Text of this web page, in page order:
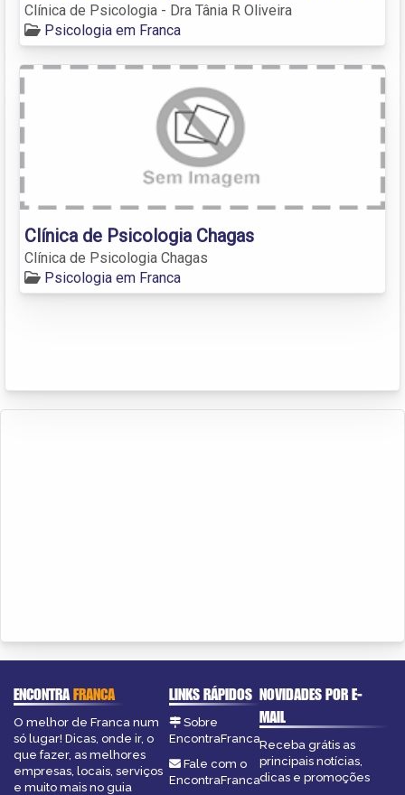
Clínica de Psicologia - Dra Tânia R Oliveira
Psicologia em Franca
Clínica de Psicologia Chagas
Clínica de Psicologia Chagas
Psicologia em Franca
ENCONTRAFRANCA
O melhor de Franca num
só lugar! Dicas, onde ir, o
que fazer, as melhores
empresas, locais, serviços
e muito mais no guia
LINKS RÁPIDOS
Sobre
EncontraFranca
Fale com o
EncontraFranca
NOVIDADES POR E-
MAIL
Receba grátis as
principais notícias,
dicas e promoções